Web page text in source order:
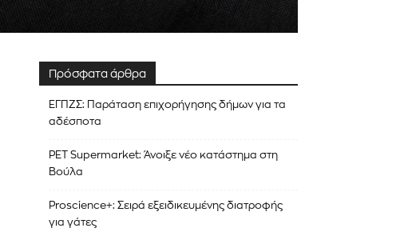
Πρόσφατα άρθρα
ΕΓΠΖΣ: Παράταση επιχορήγησης δήμων για τα
αδέσποτα
PET Supermarket: Άνοιξε νέο κατάστημα στη
Βούλα
Proscience+: Σειρά εξειδικευμένης διατροφής
για γάτες